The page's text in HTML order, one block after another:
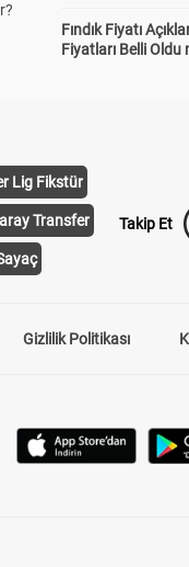
Fındık Fiyatı
Fiyatları Belli Oldu
Lig Fikstür
Transfer Takip Et
Gizlilik Politikası